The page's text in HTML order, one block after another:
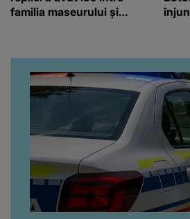
familia maseurului și
obrazul.”